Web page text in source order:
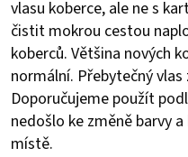
vlasu koberce, ale ne s
čistit mokrou cestou
koberců. Většina nových
normální. Přebytečný
Doporučujeme použít
nedošlo ke změně barvy
místě.